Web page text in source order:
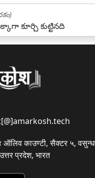
కూర్చి కుట్టినది
काउण्टी, सैक्टर ५,
प्रदेश, भारत